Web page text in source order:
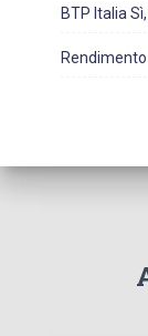
BTP Italia
Rendimento